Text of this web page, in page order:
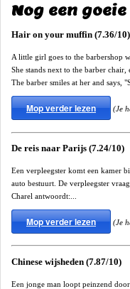
Nog een
Hair on your muffin (7.36/10)
A little girl goes to the barbershop
She stands next to the barber
The barber smiles at her and says,
Mop verder lezen (Je
De reis naar Parijs (7.24/10)
Een verpleegster komt een kamer
auto bestuurt. De verpleegster
Charel antwoordt:...
Mop verder lezen (Je
Chinese wijsheden (7.87/10)
Een jonge man loopt peinzend